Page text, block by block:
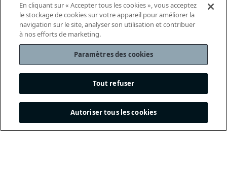
THE INTERNATIONAL
FOOTBALL ASSOCIATION
En cliquant sur « Accepter tous les cookies », vous acceptez
le stockage de cookies sur votre appareil pour améliorer la
navigation sur le site, analyser son utilisation et contribuer
à nos efforts de marketing.
Paramètres des cookies
Tout refuser
Autoriser tous les cookies